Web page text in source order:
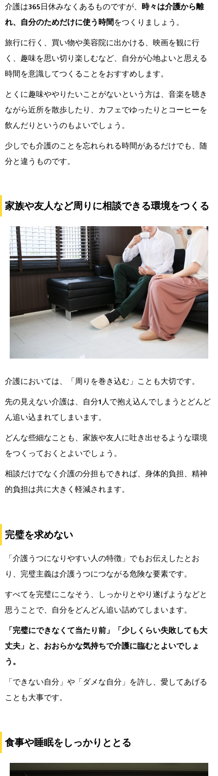
介護は365日休みなくあるものですが、 時々は介護から離
れ、自分のためだけに使う時間 をつくりましょう。
旅行に行く、買い物や美容院に出かける、映画を観に行
く、趣味を思い切り楽しむなど、自分が心地よいと思える
時間を意識してつくることをおすすめします。
とくに趣味ややりたいことがないという方は、音楽を聴き
ながら近所を散歩したり、カフェでゆったりとコーヒーを
飲んだりというのもよいでしょう。
少しでも介護のことを忘れられる時間があるだけでも、随
分と違うものです。
家族や友人など周りに相談できる環境をつくる
介護においては、「周りを巻き込む」ことも大切です。
先の見えない介護は、自分1人で抱え込んでしまうとどんど
ん追い込まれてしまいます。
どんな些細なことも、家族や友人に吐き出せるような環境
をつくっておくとよいでしょう。
相談だけでなく介護の分担もできれば、身体的負担、精神
的負担は共に大きく軽減されます。
完璧を求めない
「介護うつになりやすい人の特徴」でもお伝えしたとお
り、完璧主義は介護うつにつながる危険な要素です。
すべてを完璧にこなそう、しっかりとやり遂げようなどと
思うことで、自分をどんどん追い詰めてしまいます。
「完璧にできなくて当たり前」「少しくらい失敗しても大
丈夫」と、おおらかな気持ちで介護に臨むとよいでしょ
う。
「できない自分」や「ダメな自分」を許し、愛してあげる
ことも大事です。
食事や睡眠をしっかりととる